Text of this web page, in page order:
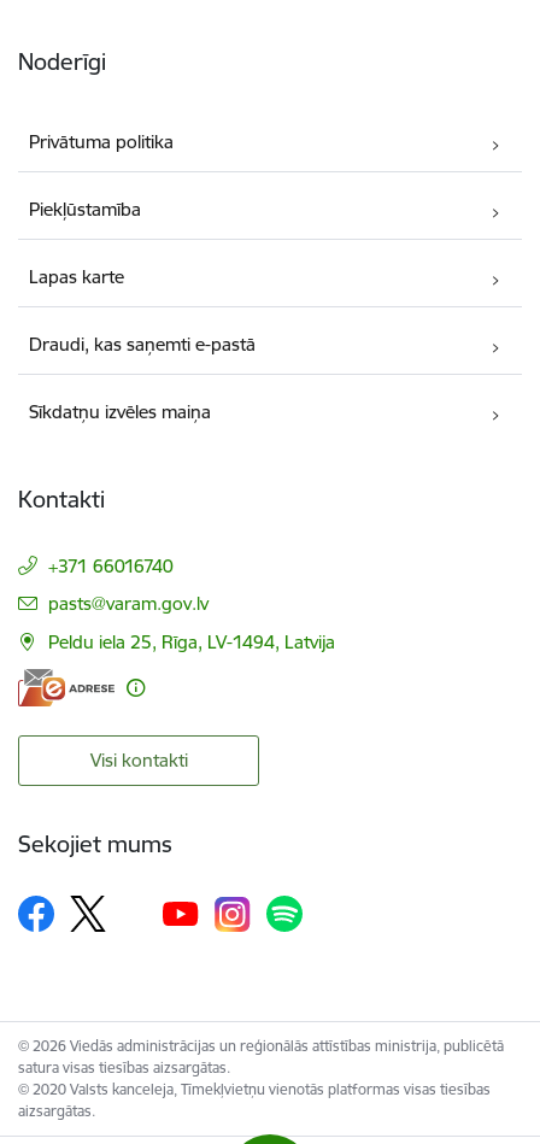
Noderīgi
Privātuma politika
Piekļūstamība
Lapas karte
Draudi, kas saņemti e-pastā
Sīkdatņu izvēles maiņa
Kontakti
+371 66016740
E-pasts:
pasts@varam.gov.lv
Peldu iela 25, Rīga, LV-1494, Latvija
Visi kontakti
Sekojiet mums
© 2026 Viedās administrācijas un reģionālās attīstības ministrija, publicētā
satura visas tiesības aizsargātas.
© 2020 Valsts kanceleja, Tīmekļvietņu vienotās platformas visas tiesības
aizsargātas.